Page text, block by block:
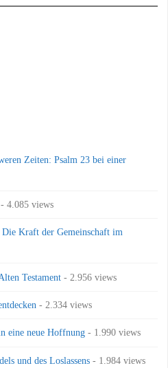
Zeiten: Psalm 23 bei einer
- 4.085 views
Kraft der Gemeinschaft im
Testament - 2.956 views
- 2.334 views
eine neue Hoffnung - 1.990 views
und des Loslassens - 1.984 views